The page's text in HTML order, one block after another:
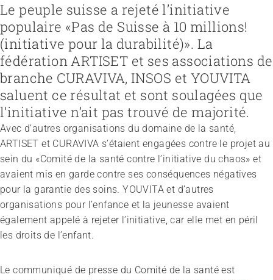
Recruter et diriger du personnel
Organiser le travail et construire la culture d’entreprise
Gérer l'entreprise et appliquer la loi
Garantir la sécurité
Régler le financement
Développer des offres
Promouvoir des offres
Promouvoir la durabilité
Organiser des achats
Favoriser l'intégration professionnelle
Travailler avec les proches
Accompagner la fin de vie
Organiser les transitions
Renforcer l’autodétermination
Aborder les questions de santé
Protéger l'intégrité
Accompagner en cas de démence
Promouvoir la santé mentale
Fédération
Équipe
Travailler chez ARTISET
Affiliation
Vision, mission, valeurs
Politiques publiques & Prises de position
Travail en réseaux
Projets
Le peuple suisse a rejeté l’initiative
populaire «Pas de Suisse à 10 millions!
(initiative pour la durabilité)». La
fédération ARTISET et ses associations de
branche CURAVIVA, INSOS et YOUVITA
saluent ce résultat et sont soulagées que
l’initiative n’ait pas trouvé de majorité.
Avec d’autres organisations du domaine de la santé,
ARTISET et CURAVIVA s’étaient engagées contre le projet au
sein du «Comité de la santé contre l’initiative du chaos» et
avaient mis en garde contre ses conséquences négatives
pour la garantie des soins. YOUVITA et d’autres
organisations pour l’enfance et la jeunesse avaient
également appelé à rejeter l’initiative, car elle met en péril
les droits de l’enfant.
Le communiqué de presse du Comité de la santé est